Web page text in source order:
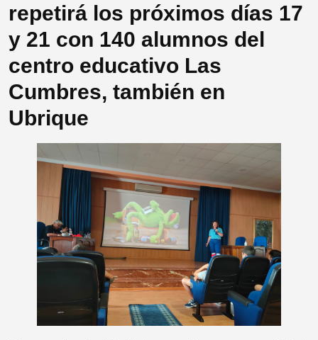
repetirá los próximos días 17
y 21 con 140 alumnos del
centro educativo Las
Cumbres, también en
Ubrique